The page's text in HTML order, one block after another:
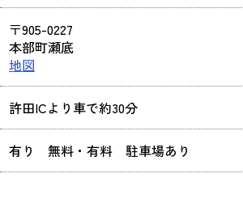
〒905-0227
本部町瀬底
地図
許田ICより車で約30分
有り 無料・有料 駐車場あり